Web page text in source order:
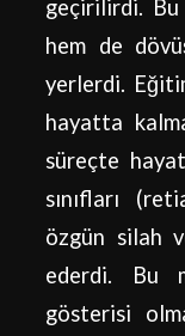
geçirilirdi.
hem de
yerlerdi.
hayatta
süreçte
sınıfları
özgün silah
ederdi. Bu
gösterisi